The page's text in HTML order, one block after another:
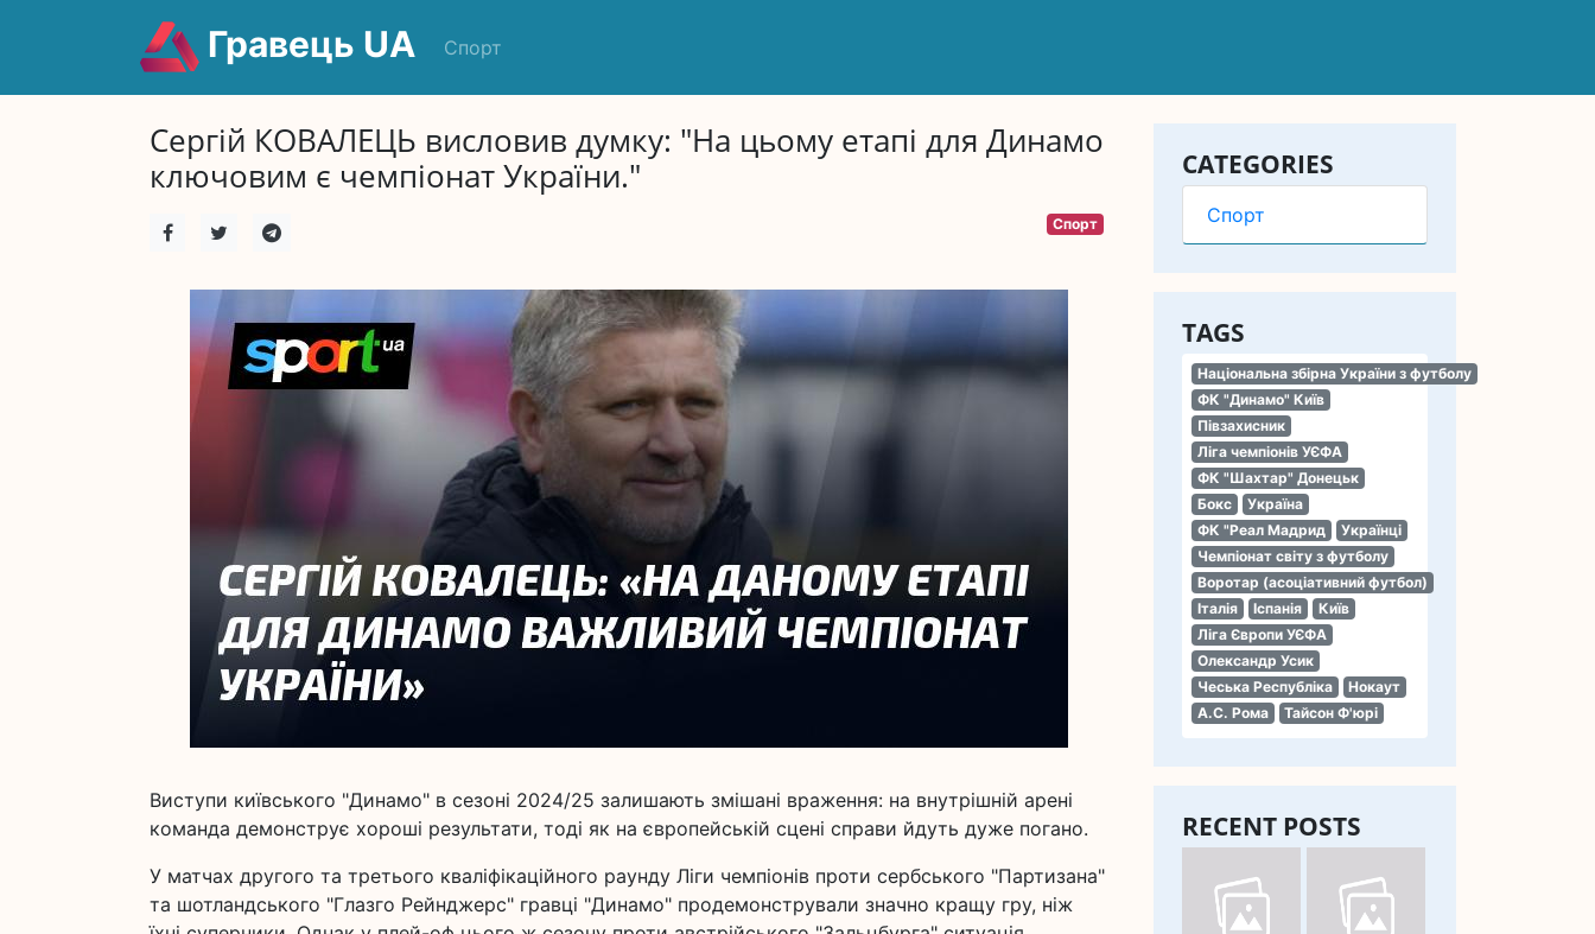
Гравець UA Спорт
CATEGORIES
Спорт
TAGS
Національна збірна України з футболу
ФК "Динамо" Київ
Півзахисник
Ліга чемпіонів УЄФА
ФК "Шахтар" Донецьк
Бокс
Україна
ФК "Реал Мадрид
Українці
Чемпіонат світу з футболу
Воротар (асоціативний футбол)
Італія
Іспанія
Київ
Ліга Європи УЄФА
Олександр Усик
Чеська Республіка
Нокаут
А.С. Рома
Тайсон Ф'юрі
RECENT POSTS
Сергій КОВАЛЕЦЬ висловив думку: "На цьому етапі для Динамо
ключовим є чемпіонат України."
Спорт
Виступи київського "Динамо" в сезоні 2024/25 залишають змішані враження: на внутрішній арені
команда демонструє хороші результати, тоді як на європейській сцені справи йдуть дуже погано.
У матчах другого та третього кваліфікаційного раунду Ліги чемпіонів проти сербського "Партизана"
та шотландського "Глазго Рейнджерс" гравці "Динамо" продемонстрували значно кращу гру, ніж